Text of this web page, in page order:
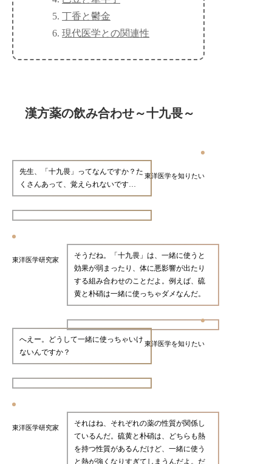
丁香と鬱金
現代医学との関連性
漢方薬の飲み合わせ～十九畏～
東洋医学を知りたい
先生、「十九畏」ってなんですか？た
くさんあって、覚えられないです…
東洋医学研究家
そうだね。「十九畏」は、一緒に使うと
効果が弱まったり、体に悪影響が出たり
する組み合わせのことだよ。例えば、硫
黄と朴硝は一緒に使っちゃダメなんだ。
東洋医学を知りたい
へえー。どうして一緒に使っちゃいけ
ないんですか？
東洋医学研究家
それはね、それぞれの薬の性質が関係し
ているんだ。硫黄と朴硝は、どちらも熱
を持つ性質があるんだけど、一緒に使う
と熱が強くなりすぎてしまうんだよ。だ